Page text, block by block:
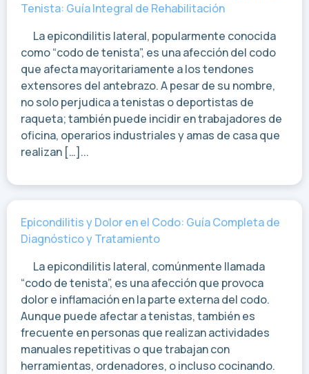
Tenista: Guía Integral de Rehabilitación
La epicondilitis lateral, popularmente conocida
como “codo de tenista”, es una afección del codo
que afecta mayoritariamente a los tendones
extensores del antebrazo. A pesar de su nombre,
no solo perjudica a tenistas o deportistas de
raqueta; también puede incidir en trabajadores de
oficina, operarios industriales y amas de casa que
realizan […]...
Epicondilitis y Dolor en el Codo: Guía Completa de
Diagnóstico y Tratamiento
La epicondilitis lateral, comúnmente llamada
“codo de tenista”, es una afección que provoca
dolor e inflamación en la parte externa del codo.
Aunque puede afectar a tenistas, también es
frecuente en personas que realizan actividades
manuales repetitivas o que trabajan con
herramientas, ordenadores, o incluso cocinando.